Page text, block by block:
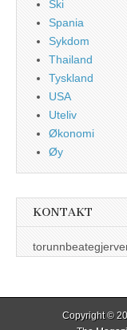
Ski
Spania
Sykdom
Thailand
Tyskland
USA
Uteliv
Økonomi
Øy
KONTAKT
Copyright ©